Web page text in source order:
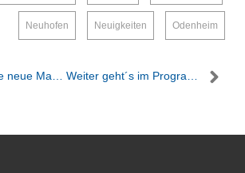
Neuhofen Neuigkeiten Odenheim
Wir haben eine neue Marke! Weiter geht´s im Programm: Willkommen zu unserer Marktfestwoche im Edeka Kissel Edesheim